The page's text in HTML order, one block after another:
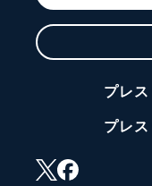
プレ
プレ